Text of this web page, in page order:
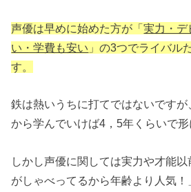
声優は早めに始めた方が「実力・デ
い・学費も安い 」の3つでライバル
す。
鉄は熱いうちに打てではないです
から学んでいけば4，5年くらいで形
しかし声優に関しては実力や才能
がしゃべってるから年齢より人気